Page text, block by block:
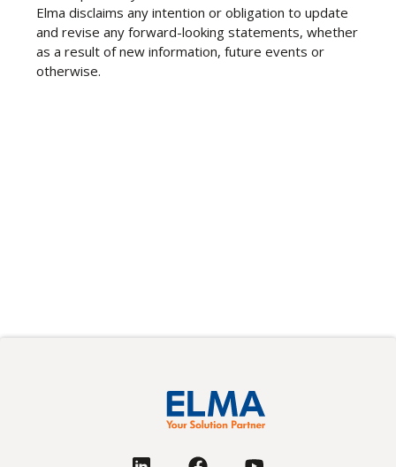
Elma disclaims any intention or obligation to update
and revise any forward-looking statements, whether
as a result of new information, future events or
otherwise.